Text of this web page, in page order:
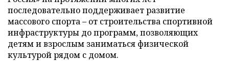
последовательно поддерживает развитие
массового спорта – от строительства спортивной
инфраструктуры до программ, позволяющих
детям и взрослым заниматься физической
культурой рядом с домом.